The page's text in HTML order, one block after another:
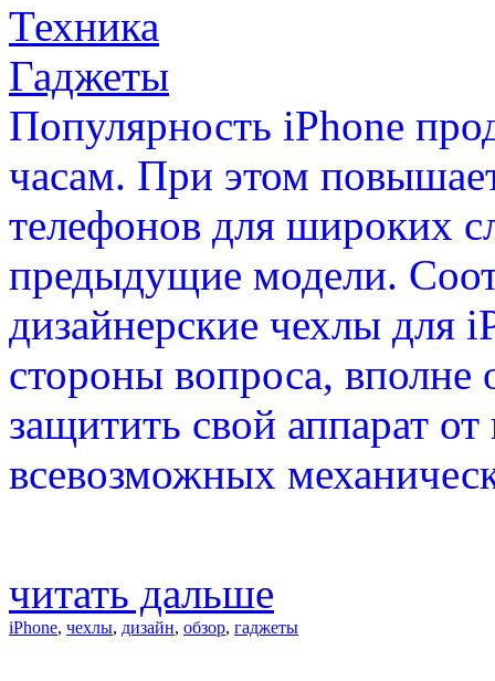
Техника
Гаджеты
Популярность iPhone
часам. При этом
телефонов для широких
предыдущие модели.
дизайнерские чехлы для
стороны вопроса, вполне
защитить свой аппарат
всевозможных
читать дальше
iPhone, чехлы, дизайн, обзор, гаджеты